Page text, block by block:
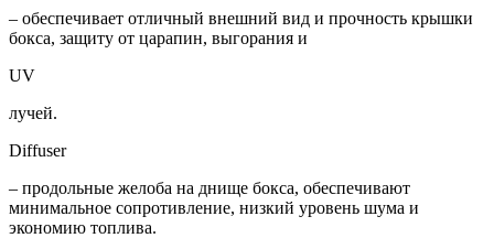
– обеспечивает отличный внешний вид и прочность крышки
бокса, защиту от царапин, выгорания и
UV
лучей.
Diffuser
– продольные желоба на днище бокса, обеспечивают
минимальное сопротивление, низкий уровень шума и
экономию топлива.